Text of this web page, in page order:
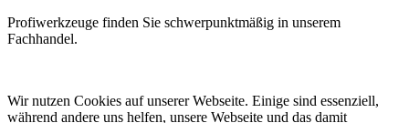
Profiwerkzeuge finden Sie schwerpunktmäßig in unserem
Fachhandel.
Wir nutzen Cookies auf unserer Webseite. Einige sind essenziell,
während andere uns helfen, unsere Webseite und das damit